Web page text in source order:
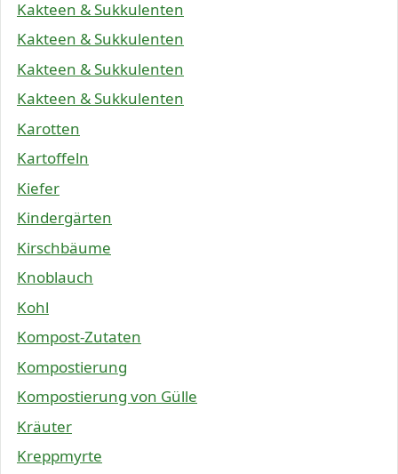
Kakteen & Sukkulenten
Kakteen & Sukkulenten
Kakteen & Sukkulenten
Kakteen & Sukkulenten
Karotten
Kartoffeln
Kiefer
Kindergärten
Kirschbäume
Knoblauch
Kohl
Kompost-Zutaten
Kompostierung
Kompostierung von Gülle
Kräuter
Kreppmyrte